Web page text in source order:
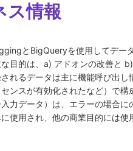
ス情報
とBigQueryを使用してデー
目的は、a) アドオンの改善と b)
れるデータは主に機能呼び出し
ンスが有効化されたなど）で構
力データ）は、エラーの場合に
使用され、他の商業目的には使